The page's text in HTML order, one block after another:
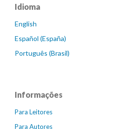
Idioma
English
Español (España)
Português (Brasil)
Informações
Para Leitores
Para Autores